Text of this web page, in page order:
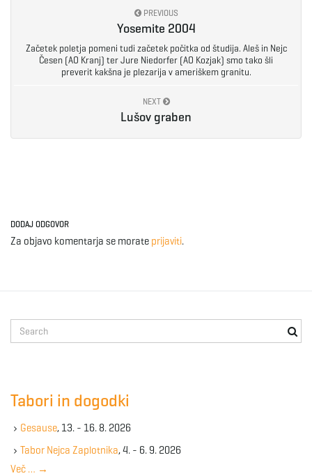
PREVIOUS
Yosemite 2004
Začetek poletja pomeni tudi začetek počitka od študija. Aleš in Nejc
Česen (AO Kranj) ter Jure Niedorfer (AO Kozjak) smo tako šli
preverit kakšna je plezarija v ameriškem granitu.
NEXT
Lušov graben
DODAJ ODGOVOR
Za objavo komentarja se morate prijaviti.
e
e
y
w
Tabori in dogodki
Gesause, 13. - 16. 8. 2026
Tabor Nejca Zaplotnika, 4. - 6. 9. 2026
Več … →